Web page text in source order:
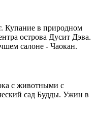
Купание в природном
острова Дусит Дэва.
салоне - Чаокан.
с животными с
сад Будды. Ужин в